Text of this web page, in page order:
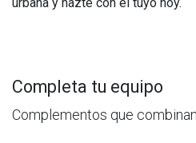
urbana y hazte con el tuyo hoy.
Completa tu equipo
Complementos que